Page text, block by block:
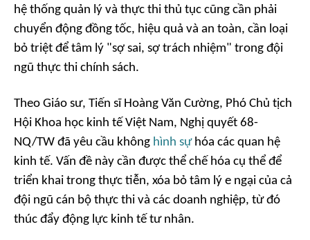
hệ thống quản lý và thực thi thủ tục cũng cần phải
chuyển động đồng tốc, hiệu quả và an toàn, cần loại
bỏ triệt để tâm lý "sợ sai, sợ trách nhiệm" trong đội
ngũ thực thi chính sách.
Theo Giáo sư, Tiến sĩ Hoàng Văn Cường, Phó Chủ tịch
Hội Khoa học kinh tế Việt Nam, Nghị quyết 68-
NQ/TW đã yêu cầu không hình sựhóa các quan hệ
kinh tế. Vấn đề này cần được thể chế hóa cụ thể để
triển khai trong thực tiễn, xóa bỏ tâm lý e ngại của cả
đội ngũ cán bộ thực thi và các doanh nghiệp, từ đó
thúc đẩy động lực kinh tế tư nhân.